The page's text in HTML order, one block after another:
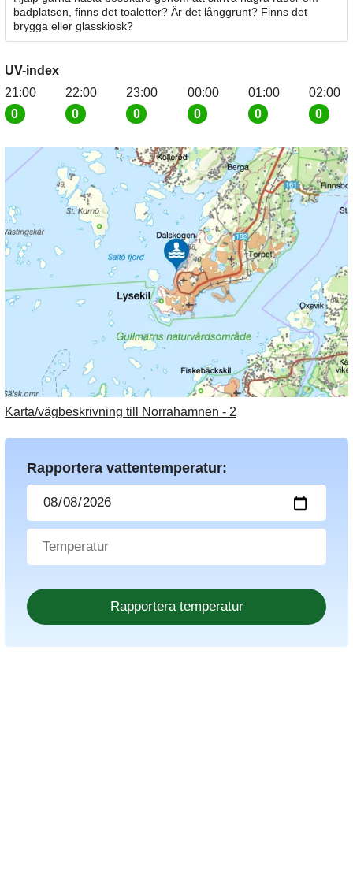
badplatsen, finns det toaletter? Är det långgrunt? Finns det
brygga eller glasskiosk?
UV-index
21:00
0
22:00
0
23:00
0
00:00
0
01:00
0
02:00
0
Karta/vägbeskrivning till Norrahamnen - 2
Rapportera vattentemperatur: